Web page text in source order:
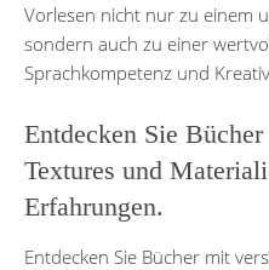
Vorlesen nicht nur zu einem
sondern auch zu einer
Sprachkompetenz und
Entdecken Sie
Textures und
Erfahrungen.
Entdecken Sie Bücher mit